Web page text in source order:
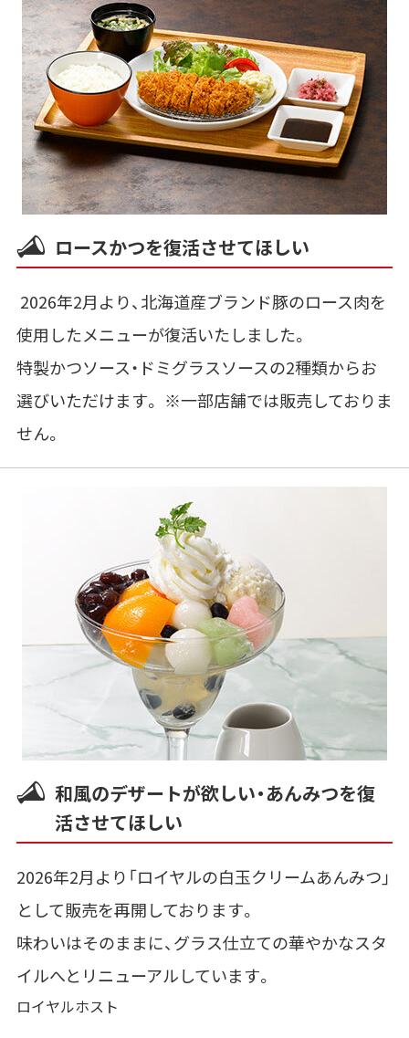
ロースかつを復活させてほしい
2026年2月より、北海道産ブランド豚のロース肉を
使用したメニューが復活いたしま した。
特製かつソース・ ドミグラスソースの2種類からお
選びいただけます。 ※一部店舗では販売しておりま
せん。
和風のデザートが欲しい・あんみつを復
活させてほしい
2026年2月より「ロイヤルの白玉クリームあんみつ」
として販売を再開しております。
味わいはそのままに、グラス仕立ての華やかなスタ
イルへとリニューアルしています。
ロイヤルホスト